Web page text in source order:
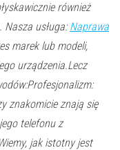
również
Nasza usługa:Naprawa
marek lub modeli,
urządzenia.Lecz
znakomicie znają się
telefonu z
jak istotny jest